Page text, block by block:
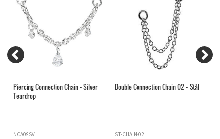
Piercing Connection Chain - Silver
Teardrop
NCA09SV
Double Connection Chain 02 - Stål
ST-CHAIN-02